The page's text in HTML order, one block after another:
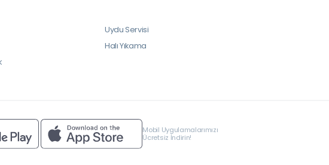
Uydu Servisi
Halı Yıkama
Mobil Uygulamalarımızı
Ücretsiz İndirin!